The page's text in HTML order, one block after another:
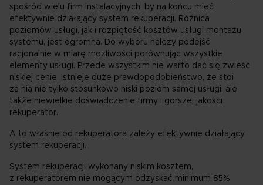
spośród wielu firm instalacyjnych, by na końcu mieć
efektywnie działający system rekuperacji. Różnica
poziomów usługi, jak i rozpiętość kosztów usługi montażu
systemu, jest ogromna. Do wyboru należy podejść
racjonalnie w miarę możliwości porównując wszystkie
elementy usługi. Przede wszystkim nie warto dać się zwieść
niskiej cenie. Istnieje duże prawdopodobieństwo, że stoi
za nią nie tylko stosunkowo niski poziom samej usługi, ale
także niewielkie doświadczenie firmy i gorszej jakości
rekuperator.
A to właśnie od rekuperatora zależy efektywnie działający
system rekuperacji.
System rekuperacji wykonany niskim kosztem,
z rekuperatorem nie mogącym odzyskać minimum 85%